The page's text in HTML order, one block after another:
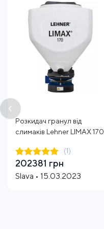
Розкидач гранул від
слимаків Lehner LIMAX 170
(1)
202381 грн
Slava • 15.03.2023